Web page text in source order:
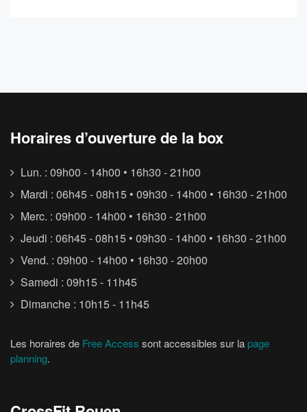
Horaires d’ouverture de la box
Lun. : 09h00 - 14h00 • 16h30 - 21h00
Mardi : 06h45 - 08h15 • 09h30 - 14h00 • 16h30 - 21h00
Merc. : 09h00 - 14h00 • 16h30 - 21h00
Jeudi : 06h45 - 08h15 • 09h30 - 14h00 • 16h30 - 21h00
Vend. : 09h00 - 14h00 • 16h30 - 20h00
Samedi : 09h15 - 11h45
Dimanche : 10h15 - 11h45
Les horaires de Free Access sont accessibles sur la page
planning.